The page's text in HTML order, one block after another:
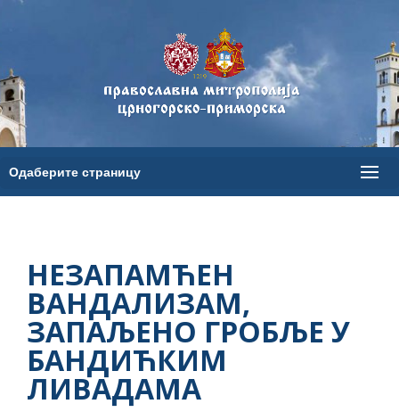
НЕЗАПАМЋЕН
ВАНДАЛИЗАМ,
ЗАПАЉЕНО ГРОБЉЕ У
БАНДИЋКИМ
ЛИВАДАМА